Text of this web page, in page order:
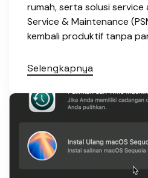
rumah, serta solusi service
Service & Maintenance
kembali produktif tanpa
Selengkapnya